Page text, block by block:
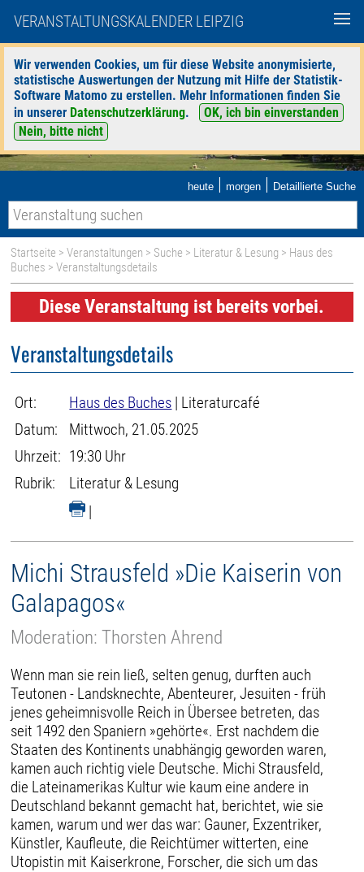
VERANSTALTUNGSKALENDER LEIPZIG
Wir verwenden Cookies, um für diese Website anonymisierte,
statistische Auswertungen der Nutzung mit Hilfe der Statistik-
Software Matomo zu erstellen. Mehr Informationen finden Sie
in unserer Datenschutzerklärung.
OK, ich bin einverstanden
Nein, bitte nicht
heute | morgen | Detaillierte Suche
Startseite >Veranstaltungen > Suche > Literatur & Lesung > Haus des
Buches > Veranstaltungsdetails
Diese Veranstaltung ist bereits vorbei.
Veranstaltungsdetails
Ort: Haus des Buches | Literaturcafé
Datum:
Mittwoch, 21.05.2025
Uhrzeit: 19:30 Uhr
Rubrik:
Literatur & Lesung
|
Michi Strausfeld »Die Kaiserin von
Galapagos«
Moderation: Thorsten Ahrend
Wenn man sie rein ließ, selten genug, durften auch
Teutonen - Landsknechte, Abenteurer, Jesuiten - früh
jenes geheimnisvolle Reich in Übersee betreten, das
seit 1492 den Spaniern »gehörte«. Erst nachdem die
Staaten des Kontinents unabhängig geworden waren,
kamen auch richtig viele Deutsche. Michi Strausfeld,
die Lateinamerikas Kultur wie kaum eine andere in
Deutschland bekannt gemacht hat, berichtet, wie sie
kamen, warum und wer das war: Gauner, Exzentriker,
Künstler, Kaufleute, die Reichtümer witterten, eine
Utopistin mit Kaiserkrone, Forscher, die sich um das